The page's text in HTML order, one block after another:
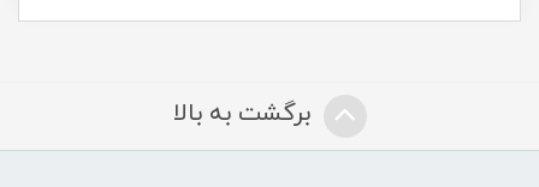
برگشت به بالا